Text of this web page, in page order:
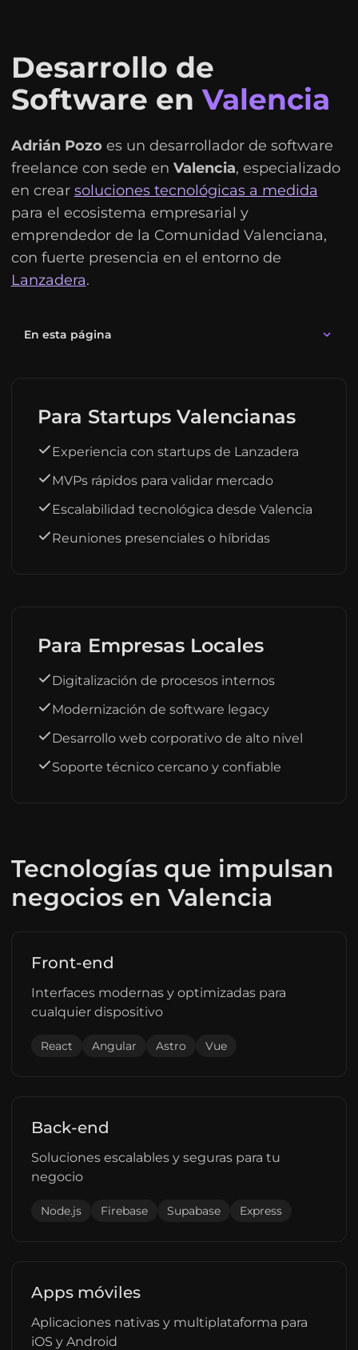
Desarrollo de
Software en Valencia
Adrián Pozoes un desarrollador de software
freelance con sede en Valencia, especializado
en crear soluciones tecnológicas a medida
para el ecosistema empresarial y
emprendedor de la Comunidad Valenciana,
con fuerte presencia en el entorno de
Lanzadera.
En esta página
Para Startups Valencianas
Experiencia con startups de Lanzadera
MVPs rápidos para validar mercado
Escalabilidad tecnológica desde Valencia
Reuniones presenciales o híbridas
Para Empresas Locales
Digitalización de procesos internos
Modernización de software legacy
Desarrollo web corporativo de alto nivel
Soporte técnico cercano y confiable
Tecnologías que impulsan
negocios en Valencia
Front-end
Interfaces modernas y optimizadas para
cualquier dispositivo
React Angular Astro Vue
Back-end
Soluciones escalables y seguras para tu
negocio
Node.js Firebase Supabase Express
Apps móviles
Aplicaciones nativas y multiplataforma para
iOS y Android